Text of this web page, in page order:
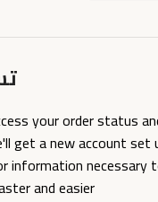
your order status
get a new account set
information necessary
and easier.